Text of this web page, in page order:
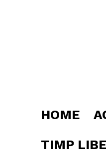
HOME
TIMP